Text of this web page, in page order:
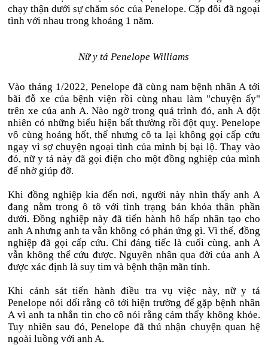
chạy thận dưới sự chăm sóc của Penelope. Cặp đôi đã ngoại
tình với nhau trong khoảng 1 năm.
Nữ y tá Penelope Williams
Vào tháng 1/2022, Penelope đã cùng nam bệnh nhân A tới
bãi đỗ xe của bệnh viện rồi cùng nhau làm "chuyện ấy"
trên xe của anh A. Nào ngờ trong quá trình đó, anh A đột
nhiên có những biểu hiện bất thường rồi đột quỵ. Penelope
vô cùng hoảng hốt, thế nhưng cô ta lại không gọi cấp cứu
ngay vì sợ chuyện ngoại tình của mình bị bại lộ. Thay vào
đó, nữ y tá này đã gọi điện cho một đồng nghiệp của mình
để nhờ giúp đỡ.
Khi đồng nghiệp kia đến nơi, người này nhìn thấy anh A
đang nằm trong ô tô với tình trạng bán khỏa thân phần
dưới. Đồng nghiệp này đã tiến hành hô hấp nhân tạo cho
anh A nhưng anh ta vẫn không có phản ứng gì. Vì thế, đồng
nghiệp đã gọi cấp cứu. Chỉ đáng tiếc là cuối cùng, anh A
vẫn không thể cứu được. Nguyên nhân qua đời của anh A
được xác định là suy tim và bệnh thận mãn tính.
Khi cảnh sát tiến hành điều tra vụ việc này, nữ y tá
Penelope nói dối rằng cô tới hiện trường để gặp bệnh nhân
A vì anh ta nhắn tin cho cô nói rằng cảm thấy không khỏe.
Tuy nhiên sau đó, Penelope đã thú nhận chuyện quan hệ
ngoài luồng với anh A.